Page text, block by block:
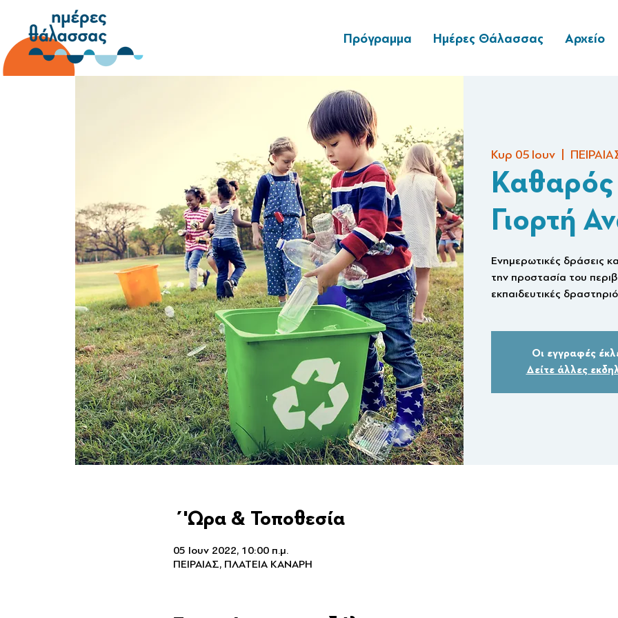
Πρόγραμμα Ημέρες Θάλασσας Αρχείο
Κυρ 05 Ιουν
Καθαρός
Γιορτή
Ενημερωτικές δράσεις
την προστασία του
εκπαιδευτικές
Οι εγγραφές
Δείτε άλλες
΄'Ωρα & Τοποθεσία
05 Ιουν 2022, 10:00 π.μ.
ΠΕΙΡΑΙΑΣ, ΠΛΑΤΕΙΑ ΚΑΝΑΡΗ